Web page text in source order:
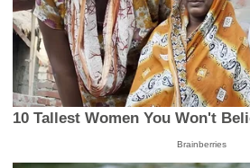
10 Tallest Women You Won't
Brainberries